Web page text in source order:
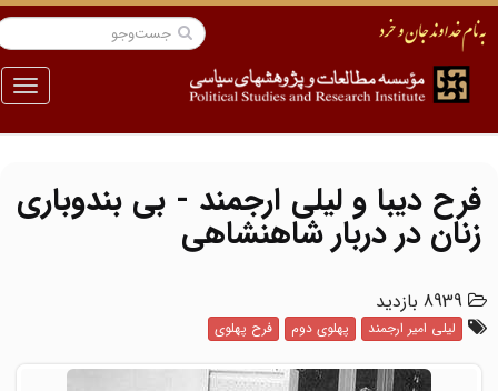
منو
فرح دیبا و لیلی ارجمند - بی بندوباری
زنان در دربار شاهنشاهی
8939 بازدید
لیلی امیر ارجمند پهلوی دوم فرح پهلوی